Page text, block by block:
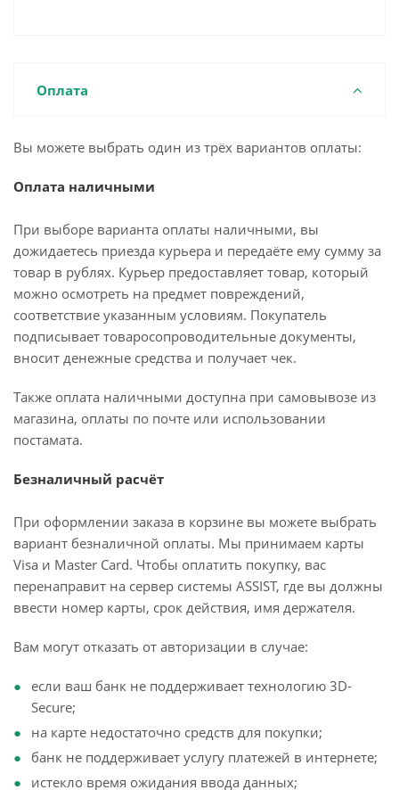
Оплата
Вы можете выбрать один из трёх вариантов оплаты:
Оплата наличными
При выборе варианта оплаты наличными, вы
дожидаетесь приезда курьера и передаёте ему сумму за
товар в рублях. Курьер предоставляет товар, который
можно осмотреть на предмет повреждений,
соответствие указанным условиям. Покупатель
подписывает товаросопроводительные документы,
вносит денежные средства и получает чек.
Также оплата наличными доступна при самовывозе из
магазина, оплаты по почте или использовании
постамата.
Безналичный расчёт
При оформлении заказа в корзине вы можете выбрать
вариант безналичной оплаты. Мы принимаем карты
Visa и Master Card. Чтобы оплатить покупку, вас
перенаправит на сервер системы ASSIST, где вы должны
ввести номер карты, срок действия, имя держателя.
Вам могут отказать от авторизации в случае:
если ваш банк не поддерживает технологию 3D-
Secure;
на карте недостаточно средств для покупки;
банк не поддерживает услугу платежей в интернете;
истекло время ожидания ввода данных;